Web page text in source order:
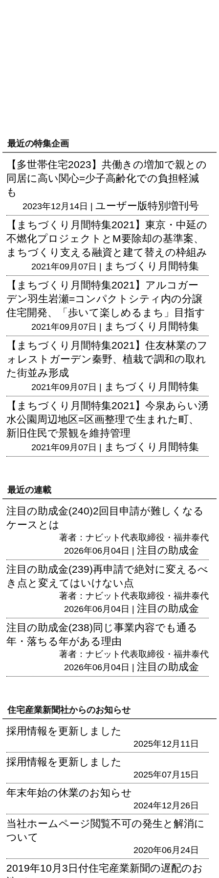
最近の特集企画
【多世帯住宅2023】共働きの増加で親との
同居に高い関心=少子高齢化での負担軽減
も
2023年12月14日 | ユーザー版特別増刊号
【まちづくり月間特集2021】東京・中延の
不燃化プロジェクトとM要除却の基準案、
まちづくり支える融資と建て替えの枠組み
2021年09月07日 | まちづくり月間特集
【まちづくり月間特集2021】アルコガー
デン羽生岩瀬=コンパクトシティ内の分譲
住宅開発、「歩いて楽しめるまち」目指す
2021年09月07日 | まちづくり月間特集
【まちづくり月間特集2021】住友林業のフ
ォレストガーデン秦野、植栽で調和の取れ
た街並み形成
2021年09月07日 | まちづくり月間特集
【まちづくり月間特集2021】今泉あらい湧
水公園周辺地区=区画整理で生まれた町、
新旧住民で景観を維持管理
2021年09月07日 | まちづくり月間特集
最近の連載
注目の助成金(240)2回目申請が難しくなる
ケースとは
著者：ナビット代表取締役・福井泰代
2026年06月04日 | 注目の助成金
注目の助成金(239)再申請で絶対に変えるべ
き点と変えてはいけない点
著者：ナビット代表取締役・福井泰代
2026年06月04日 | 注目の助成金
注目の助成金(238)同じ事業内容でも通る
年・落ちる年がある理由
著者：ナビット代表取締役・福井泰代
2026年06月04日 | 注目の助成金
住宅産業新聞社からのお知らせ
採用情報を更新しました
2025年12月11日
採用情報を更新しました
2025年07月15日
年末年始の休業のお知らせ
2024年12月26日
当社ホームページ閲覧不可の発生と解消に
ついて
2020年06月24日
2019年10月3日付住宅産業新聞の遅配のお